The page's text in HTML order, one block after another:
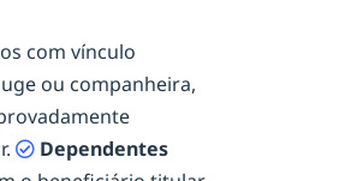
com vínculo
ou companheira,
Dependentes